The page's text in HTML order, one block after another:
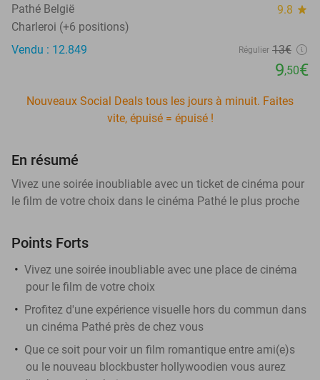
Pathé België 9.8 star
Charleroi (+6 positions)
Vendu : 12.849
Régulier 13€
9,50€
Nouveaux Social Deals tous les jours à minuit. Faites
vite, épuisé = épuisé !
En résumé
Vivez une soirée inoubliable avec un ticket de cinéma pour
le film de votre choix dans le cinéma Pathé le plus proche
Points Forts
Vivez une soirée inoubliable avec une place de cinéma
pour le film de votre choix
Profitez d'une expérience visuelle hors du commun dans
un cinéma Pathé près de chez vous
Que ce soit pour voir un film romantique entre ami(e)s
ou le nouveau blockbuster hollywoodien vous aurez